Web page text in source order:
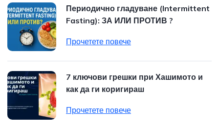
Периодично гладуване (Intermittent
Fasting): ЗА ИЛИ ПРОТИВ ?
Прочетете повече
7 ключови грешки при Хашимото и
как да ги коригираш
Прочетете повече